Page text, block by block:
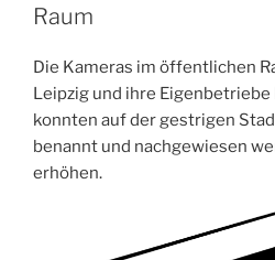
Raum
Die Kameras im öffentlichen
Leipzig und ihre
konnten auf der gestrigen
benannt und nachgewiesen
erhöhen.